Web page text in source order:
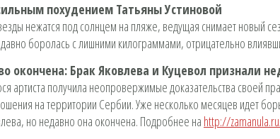
похудением Татьяны Устиновой
нежатся под солнцем на пляже, ведущая снимает новый
давно боролась с лишними килограммами, отрицательно
окончена: Брак Яковлева и Куцевол признали
артиста получила неопровержимые доказательства своей
на территории Сербии. Уже несколько месяцев идет
но недавно она окончена. Подробнее на http://